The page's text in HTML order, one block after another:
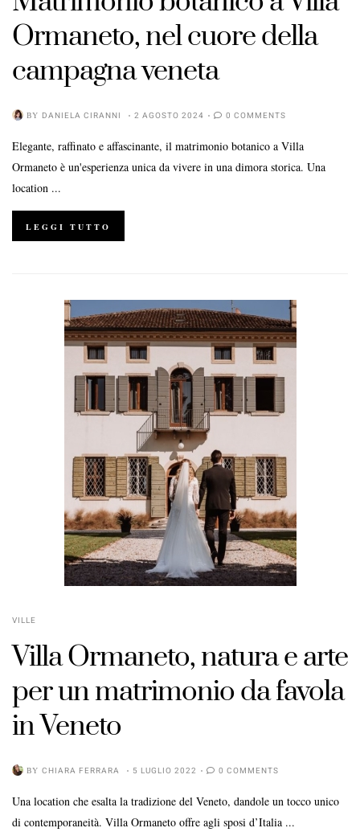
Ormaneto, nel cuore della
campagna veneta
BY DANIELA CIRANNI 2 AGOSTO 2024 0 COMMENTS
Elegante, raffinato e affascinante, il matrimonio botanico a Villa
Ormaneto è un'esperienza unica da vivere in una dimora storica. Una
location ...
LEGGI TUTTO
VILLE
Villa Ormaneto, natura e arte
per un matrimonio da favola
in Veneto
BY CHIARA FERRARA 5 LUGLIO 2022 0 COMMENTS
Una location che esalta la tradizione del Veneto, dandole un tocco unico
di contemporaneità. Villa Ormaneto offre agli sposi d’Italia ...